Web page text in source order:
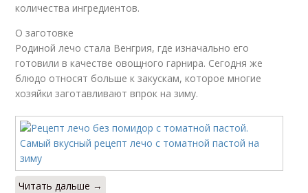
количества ингредиентов.
О заготовке
Родиной лечо стала Венгрия, где изначально его
готовили в качестве овощного гарнира. Сегодня же
блюдо относят больше к закускам, которое многие
хозяйки заготавливают впрок на зиму.
Читать дальше →